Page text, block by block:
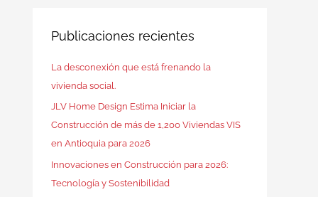
Publicaciones recientes
La desconexión que está frenando la
vivienda social.
JLV Home Design Estima Iniciar la
Construcción de más de 1,200 Viviendas VIS
en Antioquia para 2026
Innovaciones en Construcción para 2026:
Tecnología y Sostenibilidad